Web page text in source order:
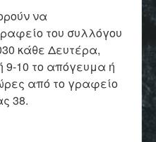
να
του συλλόγου
κάθε Δευτέρα,
9-10 το απόγευμα ή
από το γραφείο
38.